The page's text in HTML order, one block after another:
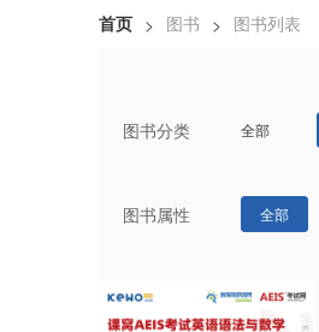
首页 > 图书 > 图书列表
图书分类 全部
图书属性 全部